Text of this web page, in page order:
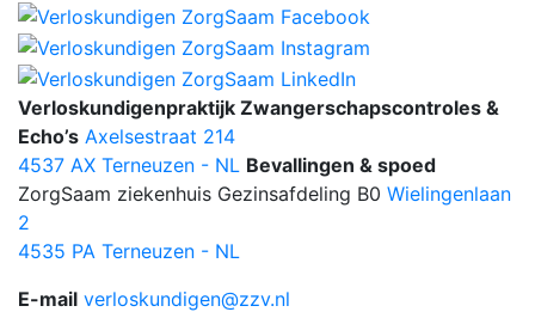
Verloskundigenpraktijk Zwangerschapscontroles &
Echo’s Axelsestraat 214
4537 AX Terneuzen - NL Bevallingen & spoed
ZorgSaam ziekenhuis Gezinsafdeling B0 Wielingenlaan
2
4535 PA Terneuzen - NL
E-mail verloskundigen@zzv.nl